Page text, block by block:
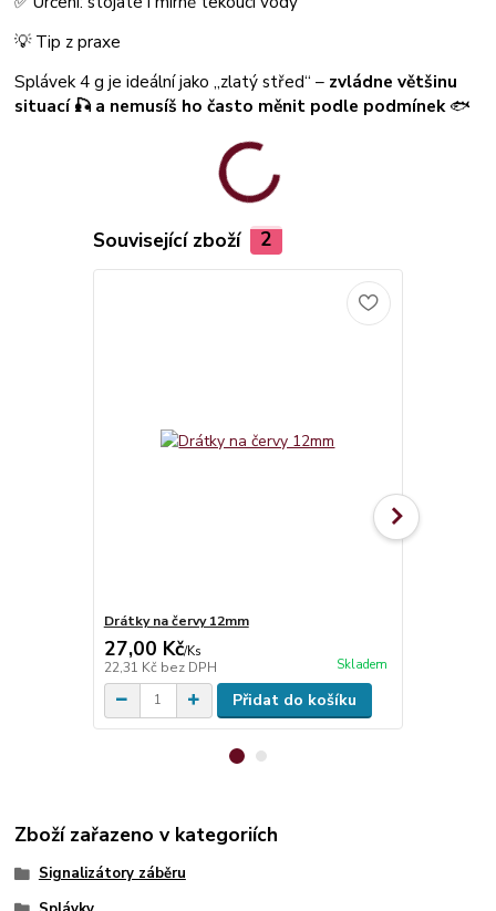
💡 Tip z praxe
Splávek 4 g je ideální jako „zlatý střed“ – zvládne většinu
situací 🎣 a nemusíš ho často měnit podle podmínek🐟
Související zboží 2
Drátky na červy 12mm
27,00 Kč/Ks
22,31 Kč bez DPH Skladem
Přidat do košíku
Zboží zařazeno v kategoriích
Signalizátory záběru